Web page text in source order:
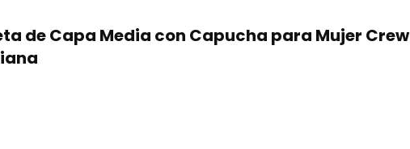
de Capa Media con Capucha para Mujer Crew